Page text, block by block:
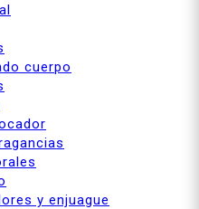
cuerpo
y enjuague